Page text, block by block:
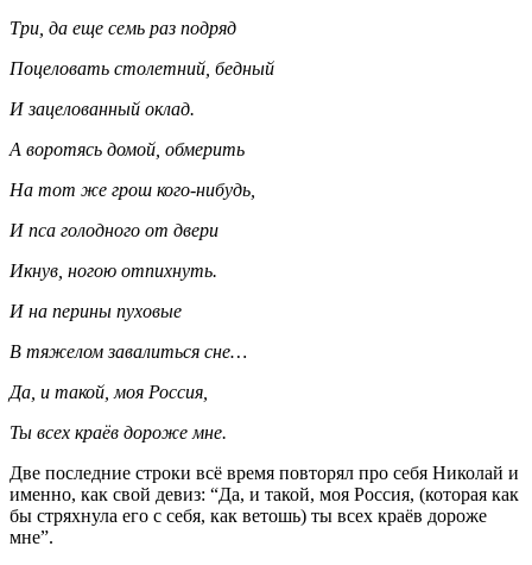
Три, да еще семь раз подряд
Поцеловать столетний, бедный
И зацелованный оклад.
А воротясь домой, обмерить
На тот же грош кого-нибудь,
И пса голодного от двери
Икнув, ногою отпихнуть.
И на перины пуховые
В тяжелом завалиться сне…
Да, и такой, моя Россия,
Ты всех краёв дороже мне.
Две последние строки всё время повторял про себя Николай и
именно, как свой девиз: “Да, и такой, моя Россия, (которая как
бы стряхнула его с себя, как ветошь) ты всех краёв дороже
мне”.